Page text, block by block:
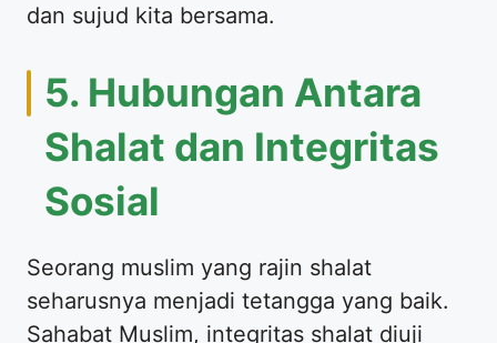
dan sujud kita bersama.
5. Hubungan Antara
Shalat dan Integritas
Sosial
Seorang muslim yang rajin shalat
seharusnya menjadi tetangga yang baik.
Sahabat Muslim, integritas shalat diuji